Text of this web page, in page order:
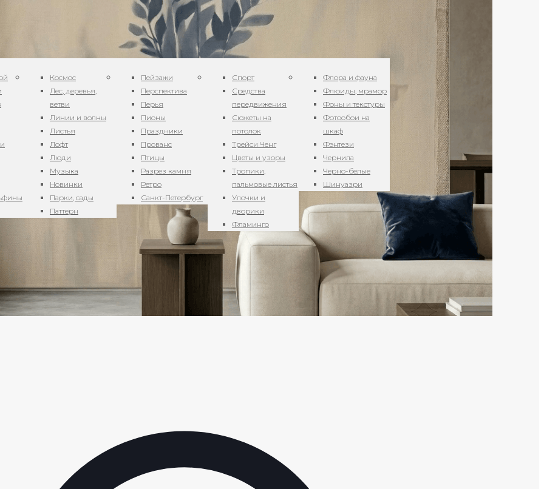
Космос
Лес, деревья,
ветви
Линии и волны
Листья
Лофт
Люди
Музыка
Новинки
Парки, сады
Паттерн
Пейзажи
Перспектива
Перья
Пионы
Праздники
Прованс
Птицы
Разрез камня
Ретро
Санкт-Петербург
Спорт
Средства
передвижения
Сюжеты на
потолок
Трейси Ченг
Цветы и узоры
Тропики,
пальмовые листья
Улочки и
дворики
Фламинго
Флора и фауна
Флюиды, мрамор
Фоны и текстуры
Фотообои на
шкаф
Фэнтези
Чернила
Черно-белые
Шинуазри